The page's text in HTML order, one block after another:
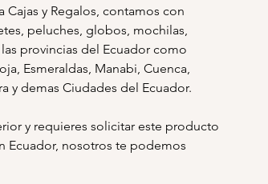
Cajas y Regalos, contamos con
peluches, globos, mochilas,
provincias del Ecuador como
Esmeraldas, Manabi, Cuenca,
y demas Ciudades del Ecuador.
y requieres solicitar este producto
Ecuador, nosotros te podemos